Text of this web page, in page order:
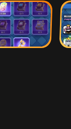
Абукар